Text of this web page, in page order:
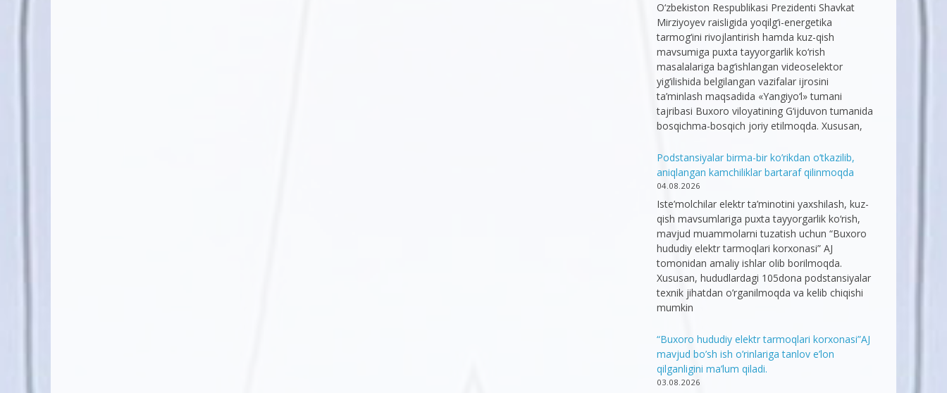
O‘zbekiston Respublikasi Prezidenti Shavkat
Mirziyoyev raisligida yoqilg‘i-energetika
tarmog‘ini rivojlantirish hamda kuz-qish
mavsumiga puxta tayyorgarlik ko‘rish
masalalariga bag‘ishlangan videoselektor
yig‘ilishida belgilangan vazifalar ijrosini
ta’minlash maqsadida «Yangiyo‘l» tumani
tajribasi Buxoro viloyatining G‘ijduvon tumanida
bosqichma-bosqich joriy etilmoqda. Xususan,
Podstansiyalar birma-bir ko’rikdan o’tkazilib,
aniqlangan kamchiliklar bartaraf qilinmoqda
04.08.2026
Iste’molchilar elektr ta’minotini yaxshilash, kuz-
qish mavsumlariga puxta tayyorgarlik ko‘rish,
mavjud muammolarni tuzatish uchun “Buxoro
hududiy elektr tarmoqlari korxonasi” AJ
tomonidan amaliy ishlar olib borilmoqda.
Xususan, hududlardagi 105dona podstansiyalar
texnik jihatdan o’rganilmoqda va kelib chiqishi
mumkin
“Buxoro hududiy elektr tarmoqlari korxonasi”AJ
mavjud bo’sh ish o’rinlariga tanlov e’lon
qilganligini ma’lum qiladi.
03.08.2026